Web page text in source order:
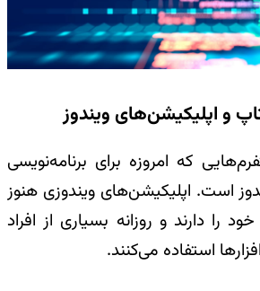
و اپلیکیشن‌های ویندوز
که امروزه برای برنامه‌نویسی
است. اپلیکیشن‌های ویندوزی هنوز
را دارند و روزانه بسیاری از افراد
استفاده می‌کنند.